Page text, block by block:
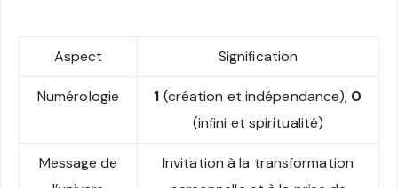
Aspect Signification
Numérologie 1 (création et indépendance), 0
(infini et spiritualité)
Message de
Invitation à la transformation